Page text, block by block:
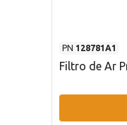
PN 128781A1
Filtro de Ar